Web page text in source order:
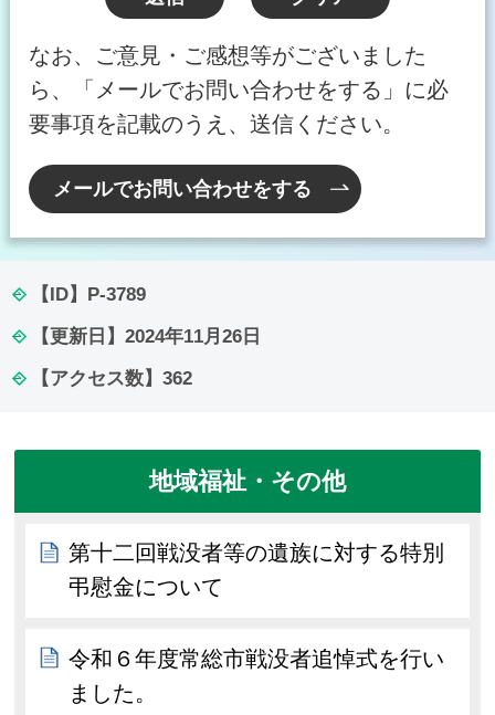
なお、ご意見・ご感想等がございました
ら、「メールでお問い合わせをする」に必
要事項を記載のうえ、送信ください。
メールでお問い合わせをする
【ID】 P-3789
【更新日】 2024年11月26日
【アクセス数】 362
地域福祉・その他
第十二回戦没者等の遺族に対する特別
弔慰金について
令和６年度常総市戦没者追悼式を行い
ました。